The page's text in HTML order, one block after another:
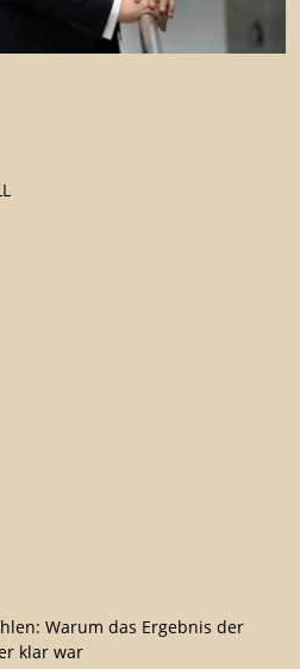
Warum das Ergebnis der
klar war